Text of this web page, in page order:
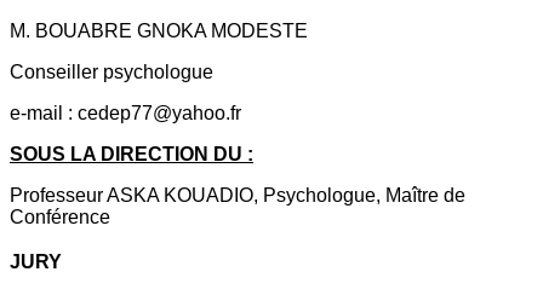
M. BOUABRE GNOKA MODESTE
Conseiller psychologue
e-mail : cedep77@yahoo.fr
SOUS LA DIRECTION DU :
Professeur ASKA KOUADIO, Psychologue, Maître de
Conférence
JURY